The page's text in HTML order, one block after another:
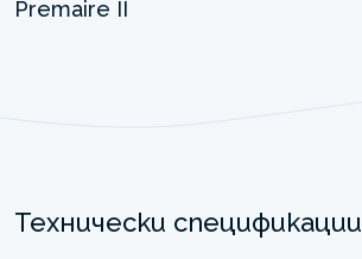
Технически спецификации